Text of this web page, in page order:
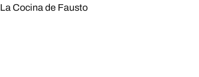
La Cocina de Fausto